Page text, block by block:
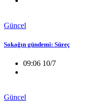
Güncel
Sokağın gündemi: Süreç
09:06 10/7
Güncel